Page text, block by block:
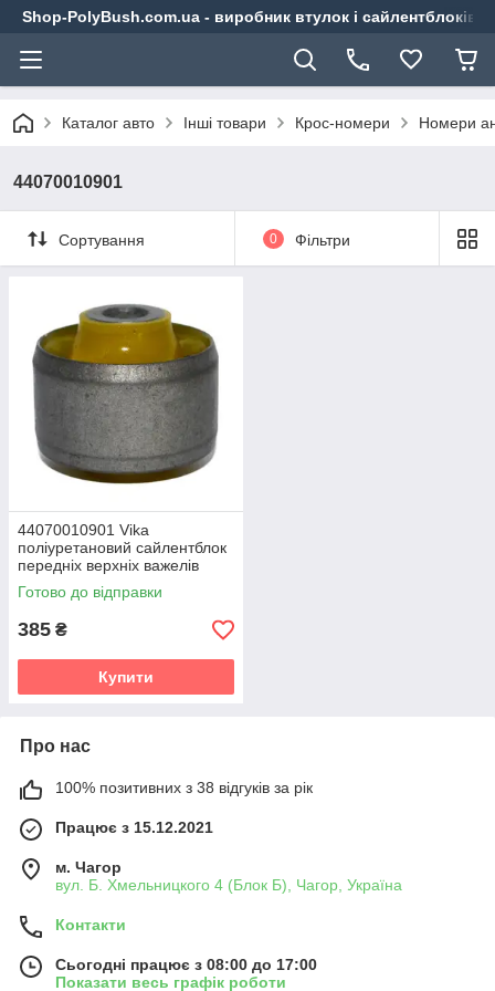
Shop-PolyBush.com.ua - виробник втулок і сайлентблоків
Каталог авто Інші товари Крос-номери Номери
44070010901
Сортування 0 Фільтри
44070010901 Vika
поліуретановий сайлентблок
передніх верхніх важелів
PolyBush (аналог) v19
Готово до відправки
385 ₴
Купити
Про нас
100% позитивних з 38 відгуків за рік
Працює з 15.12.2021
м. Чагор
вул. Б. Хмельницкого 4 (Блок Б), Чагор, Україна
Контакти
Сьогодні працює з 08:00 до 17:00
Показати весь графік роботи